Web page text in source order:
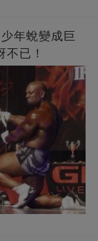
年蛻變成巨
已！